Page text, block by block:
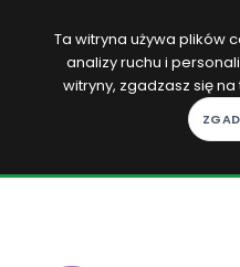
DO DOMU
Ta witryna używa plików
analizy ruchu i
witryny, zgadzasz się na